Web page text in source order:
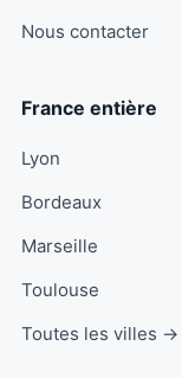
Nous contacter
France entière
Lyon
Bordeaux
Marseille
Toulouse
Toutes les villes →